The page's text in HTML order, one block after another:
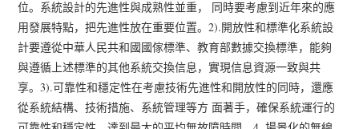
位。系統設計的先進性與成熟性並重， 同時要考慮到近年來的應
用發展特點，把先進性放在重要位置。2).開放性和標準化系統設
計要遵從中華人民共和國國傢標準、教育部數據交換標準，能夠
與遵循上述標準的其他系統交換信息，實現信息資源一致與共
享。3).可靠性和穩定性在考慮技術先進性和開放性的同時，還應
從系統結構、技術措施、系統管理等方 面著手，確保系統運行的